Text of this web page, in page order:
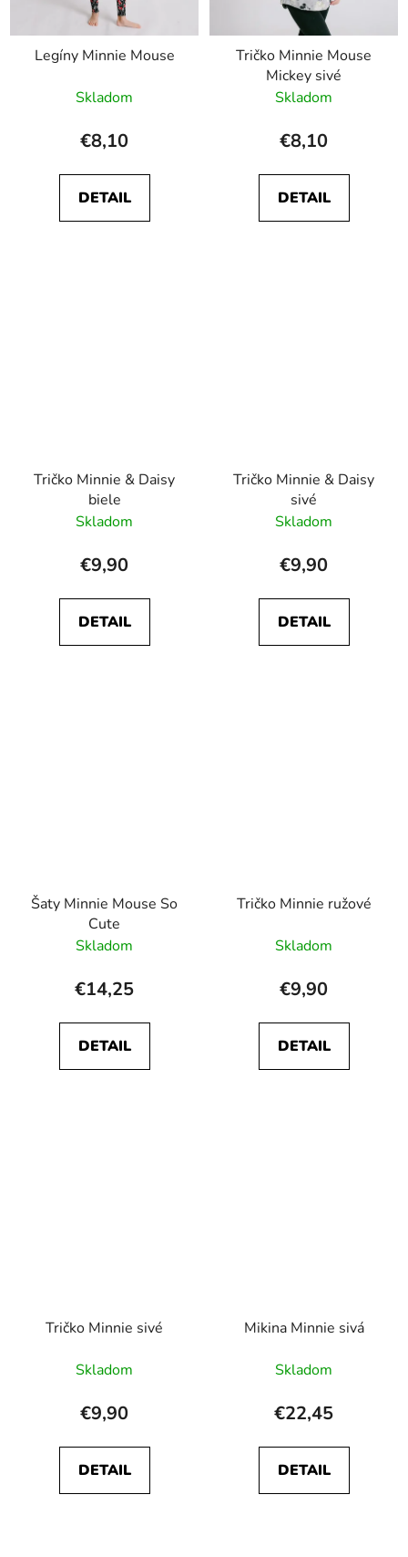
Legíny Minnie Mouse
Skladom
€8,10
DETAIL
Tričko Minnie Mouse
Mickey sivé
Skladom
€8,10
DETAIL
Tričko Minnie & Daisy
biele
Skladom
€9,90
DETAIL
Tričko Minnie & Daisy
sivé
Skladom
€9,90
DETAIL
Šaty Minnie Mouse So
Cute
Skladom
€14,25
DETAIL
Tričko Minnie ružové
Skladom
€9,90
DETAIL
Tričko Minnie sivé
Skladom
€9,90
DETAIL
Mikina Minnie sivá
Skladom
€22,45
DETAIL